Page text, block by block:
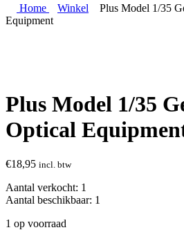
Home Winkel
Plus Model 1/35
Equipment
Plus Model 1/35
Optical
€18,95 incl. btw
Aantal verkocht: 1
Aantal beschikbaar: 1
1 op voorraad